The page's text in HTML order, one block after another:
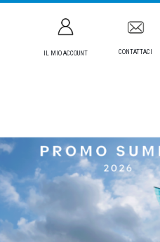
IL MIO ACCOUNT CONTATTACI